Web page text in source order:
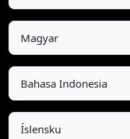
Magyar
Bahasa Indonesia
Íslensku